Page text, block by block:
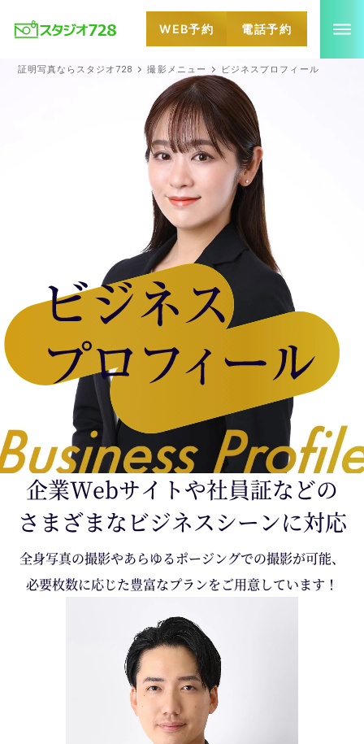
WEB予約 電話予約
証明写真ならスタジオ728 撮影メニュー ビジネスプロフィール
ビジネスポートレート | 各種ポートレート写真ならスタジオ728
企業Webサイトや社員証などの
さまざまなビジネスシーンに対応
全身写真の撮影やあらゆるポージングでの撮影が可能、
必要枚数に応じた豊富なプランをご用意しています！